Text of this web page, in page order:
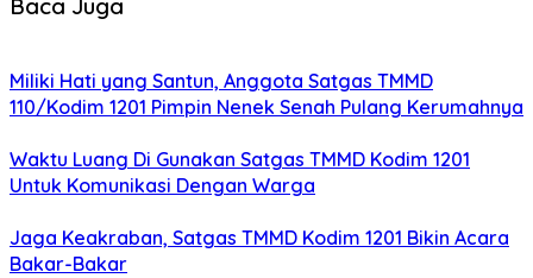
Miliki Hati yang Santun, Anggota Satgas TMMD
110/Kodim 1201 Pimpin Nenek Senah Pulang Kerumahnya
Waktu Luang Di Gunakan Satgas TMMD Kodim 1201
Untuk Komunikasi Dengan Warga
Jaga Keakraban, Satgas TMMD Kodim 1201 Bikin Acara
Bakar-Bakar